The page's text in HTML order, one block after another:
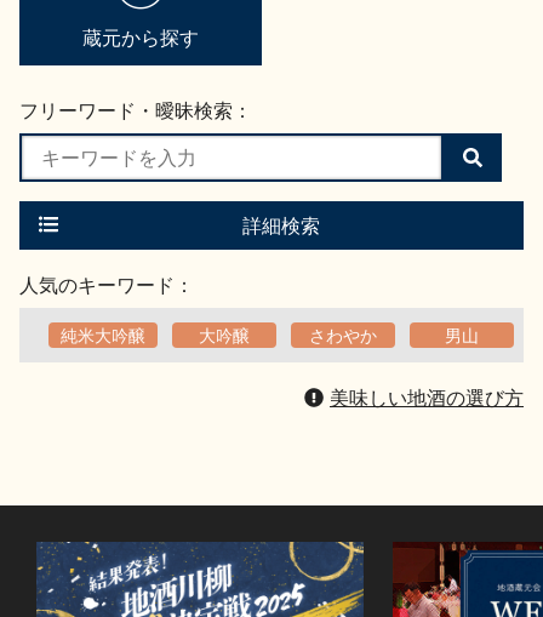
蔵元から探す
フリーワード・曖昧検索：
検
索
す
詳細検索
人気のキーワード：
純米大吟醸 大吟醸 さわやか 男山
美味しい地酒の選び方